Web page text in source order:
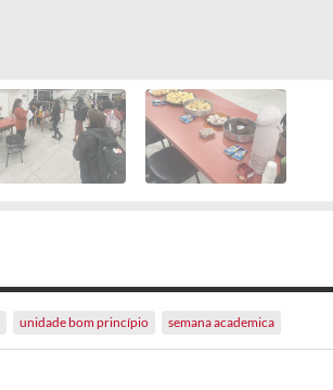
unidade bom princípio semana academica